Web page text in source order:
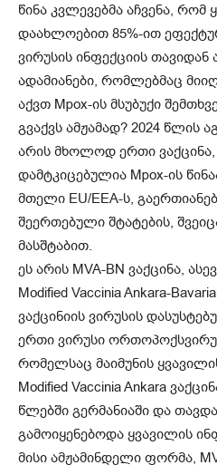
წინა კვლევებმა აჩვენა, რომ
დაახლოებით 85%-ით
ვირუსის ინფექციის
ადამიანები, რომლებმაც
აქვთ Mpox-ის მსუბუქი
გვაქვს ამჟამად? 2024 წლის
არის მხოლოდ ერთი
დამტკიცებულია Mpox-ის
მთელი EU/EEA-ს,
შეერთებული შტატების,
მასშტაბით.
ეს არის MVA-BN ვაქცინა,
Modified Vaccinia Ankara-
ვაქცინიის ვირუსის
ერთი ვირუსი
რომელსაც მაიმუნის
Modified Vaccinia Ankara
წლებში გერმანიაში და
გამოიყენებოდა ყვავილის
მისი ამჟამინდელი ფორმა,